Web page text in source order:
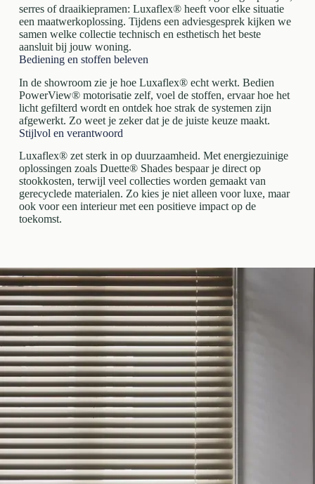
serres of draaikiepramen: Luxaflex® heeft voor elke situatie
een maatwerkoplossing. Tijdens een adviesgesprek kijken we
samen welke collectie technisch en esthetisch het beste
aansluit bij jouw woning.
Bediening en stoffen beleven
In de showroom zie je hoe Luxaflex® echt werkt. Bedien
PowerView® motorisatie zelf, voel de stoffen, ervaar hoe het
licht gefilterd wordt en ontdek hoe strak de systemen zijn
afgewerkt. Zo weet je zeker dat je de juiste keuze maakt.
Stijlvol en verantwoord
Luxaflex® zet sterk in op duurzaamheid. Met energiezuinige
oplossingen zoals Duette® Shades bespaar je direct op
stookkosten, terwijl veel collecties worden gemaakt van
gerecyclede materialen. Zo kies je niet alleen voor luxe, maar
ook voor een interieur met een positieve impact op de
toekomst.